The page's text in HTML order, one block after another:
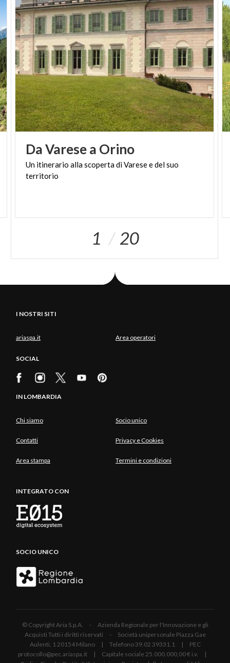
fondato nel 1984 da un gruppo di cittadini di Santa
Cristina e Bissone appassionati di storia, tradizioni
locali e del mondo contadino. Il Museo conserva
oltre 2.000 attrezzi ordinati per tipologia d'attività.
Geolocalizzazione su mappa: 45.15653, 9.40156
Terme di Miradolo
Le Terme delle Saline di Miradolo sono un centro
benessere immerso nel verde. Offrono grandi spazi
all’aperto, punti di ristoro per giornate in famiglia e
Geolocalizzazione su mappa: 45.1886, 9.42261
Collina del vino di San Colombano al Lambro
Le caratteristiche del terreno fanno della collina un
ambiente ideale per la coltivazione della vite.
Geolocalizzazione su mappa: 45.17752, 9.46806
DaVaresea Orino
Un itinerario allascopertadiVareseedelsuo
territorio
1 20
I NOSTRI SITI
ariaspa.it Area operatori
SOCIAL
IN LOMBARDIA
Chi siamo Socio unico
Contatti Privacy e Cookies
Area stampa Termini e condizioni
INTEGRATO CON
SOCIO UNICO
© Copyright Aria S.p.A. - Azienda Regionale per l'Innovazione e gli
Acquisti Tutti i diritti riservati - Società unipersonale Piazza Gae
Aulenti, 1 20154 Milano | Telefono 39.02 39331.1 | PEC
protocollo@pec.ariaspa.it | Capitale sociale 25.000.000,00 € i.v. |